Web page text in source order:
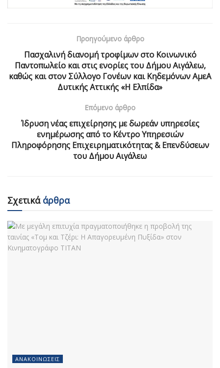
Προηγούμενο άρθρο
Πασχαλινή διανομή τροφίμων στο Κοινωνικό
Παντοπωλείο και στις ενορίες του Δήμου Αιγάλεω,
καθώς και στον Σύλλογο Γονέων και Κηδεμόνων ΑμεΑ
Δυτικής Αττικής «Η Ελπίδα»
Επόμενο άρθρο
Ίδρυση νέας επιχείρησης με δωρεάν υπηρεσίες
ενημέρωσης από το Κέντρο Υπηρεσιών
Πληροφόρησης Επιχειρηματικότητας & Επενδύσεων
του Δήμου Αιγάλεω
Σχετικάάρθρα
ΑΝΑΚΟΙΝΏΣΕΙΣ